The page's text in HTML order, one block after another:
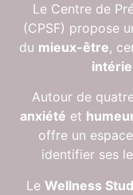
Le Centre de
(CPSF) propose
du mieux-être,
Autour de
anxiété et
offre un
identifier ses
Le Wellness